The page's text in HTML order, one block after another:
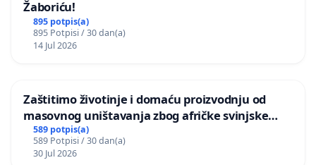
Žaboriću!
895 potpis(a)
895 Potpisi / 30 dan(a)
14 Jul 2026
Zaštitimo životinje i domaću proizvodnju od
masovnog uništavanja zbog afričke svinjske
kuge
589 potpis(a)
589 Potpisi / 30 dan(a)
30 Jul 2026